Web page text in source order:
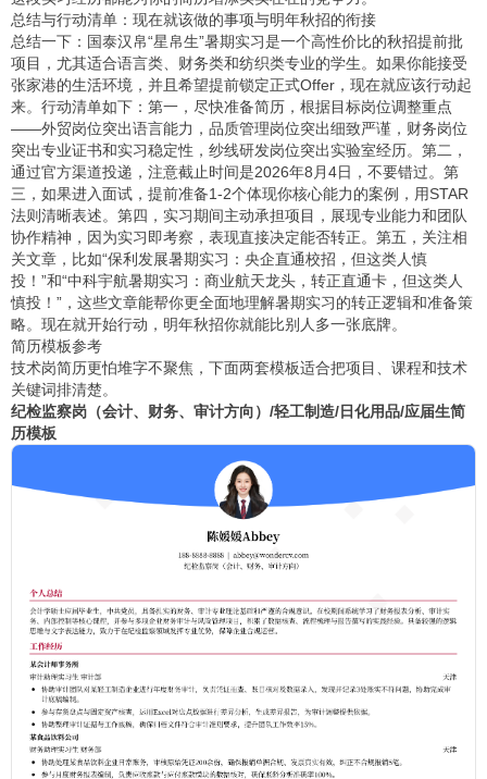
总结与行动清单：现在就该做的事项与明年秋招的衔接
总结一下：国泰汉帛“星帛生”暑期实习是一个高性价比的秋招提前批
项目，尤其适合语言类、财务类和纺织类专业的学生。如果你能接受
张家港的生活环境，并且希望提前锁定正式Offer，现在就应该行动起
来。行动清单如下：第一，尽快准备简历，根据目标岗位调整重点
——外贸岗位突出语言能力，品质管理岗位突出细致严谨，财务岗位
突出专业证书和实习稳定性，纱线研发岗位突出实验室经历。第二，
通过官方渠道投递，注意截止时间是2026年8月4日，不要错过。第
三，如果进入面试，提前准备1-2个体现你核心能力的案例，用STAR
法则清晰表述。第四，实习期间主动承担项目，展现专业能力和团队
协作精神，因为实习即考察，表现直接决定能否转正。第五，关注相
关文章，比如“保利发展暑期实习：央企直通校招，但这类人慎
投！”和“中科宇航暑期实习：商业航天龙头，转正直通卡，但这类人
慎投！”，这些文章能帮你更全面地理解暑期实习的转正逻辑和准备策
略。现在就开始行动，明年秋招你就能比别人多一张底牌。
简历模板参考
技术岗简历更怕堆字不聚焦，下面两套模板适合把项目、课程和技术
关键词排清楚。
纪检监察岗（会计、财务、审计方向）/轻工制造/日化用品/应届生简
历模板